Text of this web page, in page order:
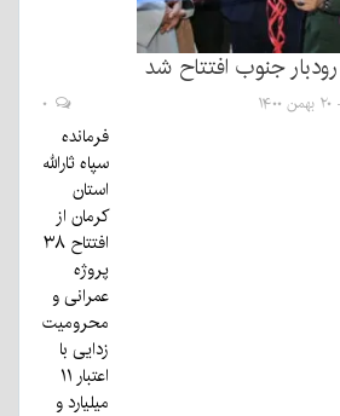
جنوب افتتاح شد
فرمانده
سپاه ثارالله
استان
کرمان از
افتتاح ۳۸
پروژه
عمرانی و
محرومیت
زدایی با
اعتبار ۱۱
میلیارد و